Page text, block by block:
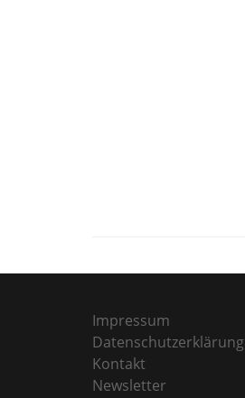
Impressum
Datenschutzerklärung
Kontakt
Newsletter